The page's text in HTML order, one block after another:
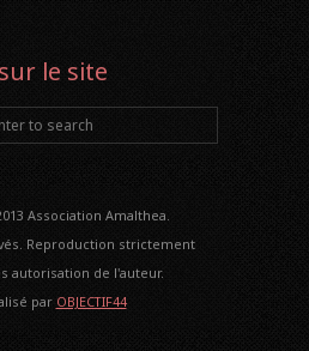
le site
Association Amalthea.
Reproduction strictement
autorisation de l'auteur.
par OBJECTIF44